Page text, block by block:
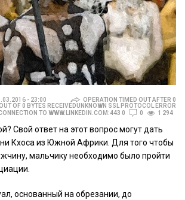
- 23:00
OPERATION TIMED OUT AFTER 0
OF 0 BYTES RECEIVEDUNKNOWN SSL PROTOCOL ERROR
CONNECTION TO WWW.LINKEDIN.COM:443 0
0 1 294
Свой ответ на этот вопрос могут дать
Кхоса из Южной Африки. Для того чтобы
мальчику необходимо было пройти
основанный на обрезании, до